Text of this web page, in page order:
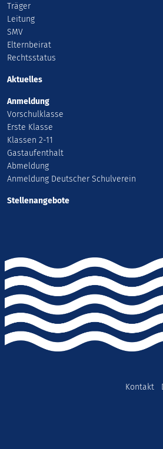
Träger
Leitung
SMV
Elternbeirat
Rechtsstatus
Aktuelles
Anmeldung
Vorschulklasse
Erste Klasse
Klassen 2-11
Gastaufenthalt
Abmeldung
Anmeldung Deutscher Schulverein
Stellenangebote
Kontakt